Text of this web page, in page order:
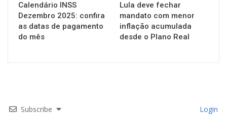
Calendário INSS
Dezembro 2025: confira
as datas de pagamento
do mês
Lula deve fechar
mandato com menor
inflação acumulada
desde o Plano Real
Subscribe Login